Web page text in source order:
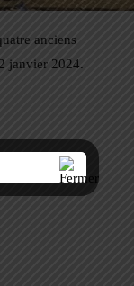
anciens
janvier 2024.